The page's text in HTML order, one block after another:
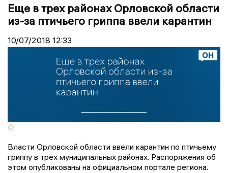
Еще в трех районах Орловской области
из-за птичьего гриппа ввели карантин
10/07/2018 12:33
©
Власти Орловской области ввели карантин по птичьему
гриппу в трех муниципальных районах. Распоряжения об
этом опубликованы на официальном портале региона.